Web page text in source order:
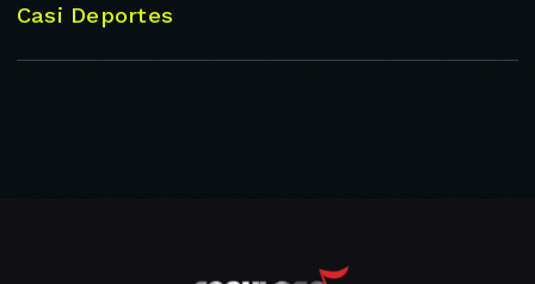
Casi Deportes